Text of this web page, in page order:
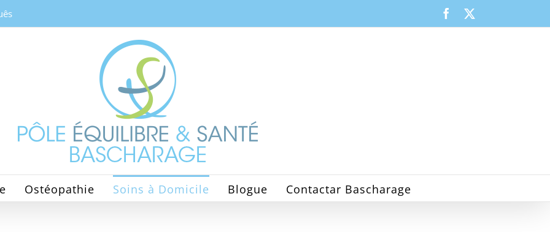
Facebook
Ostéopathie Soins à Domicile Blogue Contactar Bascharage